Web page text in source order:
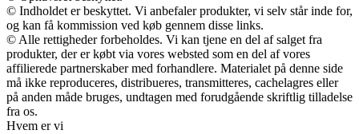
© Indholdet er beskyttet. Vi anbefaler produkter, vi selv står inde for,
og kan få kommission ved køb gennem disse links.
© Alle rettigheder forbeholdes. Vi kan tjene en del af salget fra
produkter, der er købt via vores websted som en del af vores
affilierede partnerskaber med forhandlere. Materialet på denne side
må ikke reproduceres, distribueres, transmitteres, cachelagres eller
på anden måde bruges, undtagen med forudgående skriftlig tilladelse
fra os.
Hvem er vi